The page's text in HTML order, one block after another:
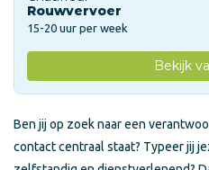
Rouwvervoer
15-20 uur per week
Bekijk
Ben jij op zoek naar een
contact centraal staat? Typeer jij